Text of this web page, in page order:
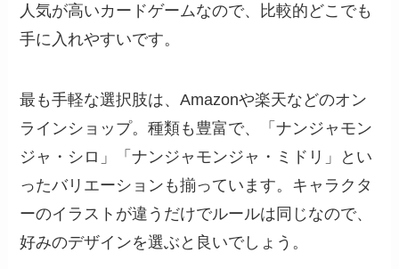
人気が高いカードゲームなので、比較的どこでも
手に入れやすいです。
最も手軽な選択肢は、Amazonや楽天などのオン
ラインショップ。種類も豊富で、「ナンジャモン
ジャ・シロ」「ナンジャモンジャ・ミドリ」とい
ったバリエーションも揃っています。キャラクタ
ーのイラストが違うだけでルールは同じなので、
好みのデザインを選ぶと良いでしょう。